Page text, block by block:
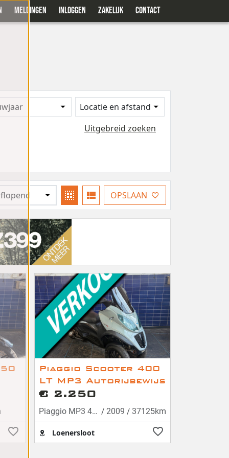
MELDINGEN INLOGGEN ZAKELIJK CONTACT
Locatie en afstand
Uitgebreid zoeken
OPSLAAN
Piaggio Scooter 400
LT MP3 Autorijbewijs
€ 2.250
Piaggio MP3 400 / 2009 / 37125km
Loenersloot